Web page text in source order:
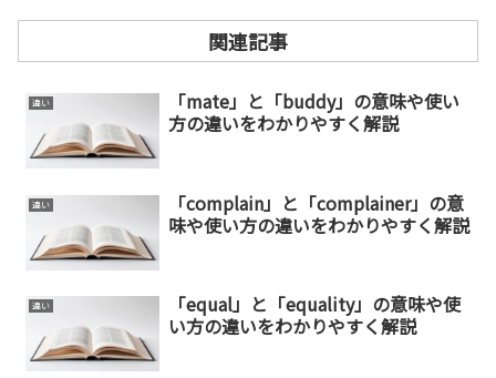
関連記事
違い
「mate」と「buddy」の意味や使い
方の違いをわかりやすく解説
違い
「complain」と「complainer」の意
味や使い方の違いをわかりやすく解説
違い
「equal」と「equality」の意味や使
い方の違いをわかりやすく解説